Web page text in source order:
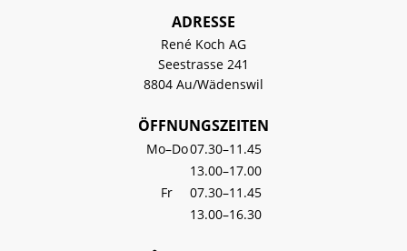
ADRESSE
René Koch AG
Seestrasse 241
8804 Au/Wädenswil
ÖFFNUNGSZEITEN
Mo–Do07.30–11.45
13.00–17.00
Fr
07.30–11.45
13.00–16.30